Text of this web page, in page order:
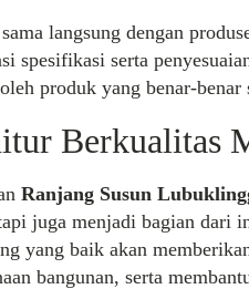
langsung dengan
spesifikasi serta
produk yang benar-
Berkualitas
Ranjang Susun
juga menjadi bagian dari
yang baik akan
bangunan, serta